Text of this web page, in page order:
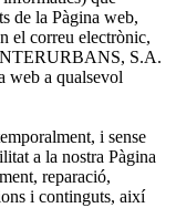
de la Pàgina web,
el correu electrònic,
S.A.
web a qualsevol
i sense
a la nostra Pàgina
reparació,
i continguts, així